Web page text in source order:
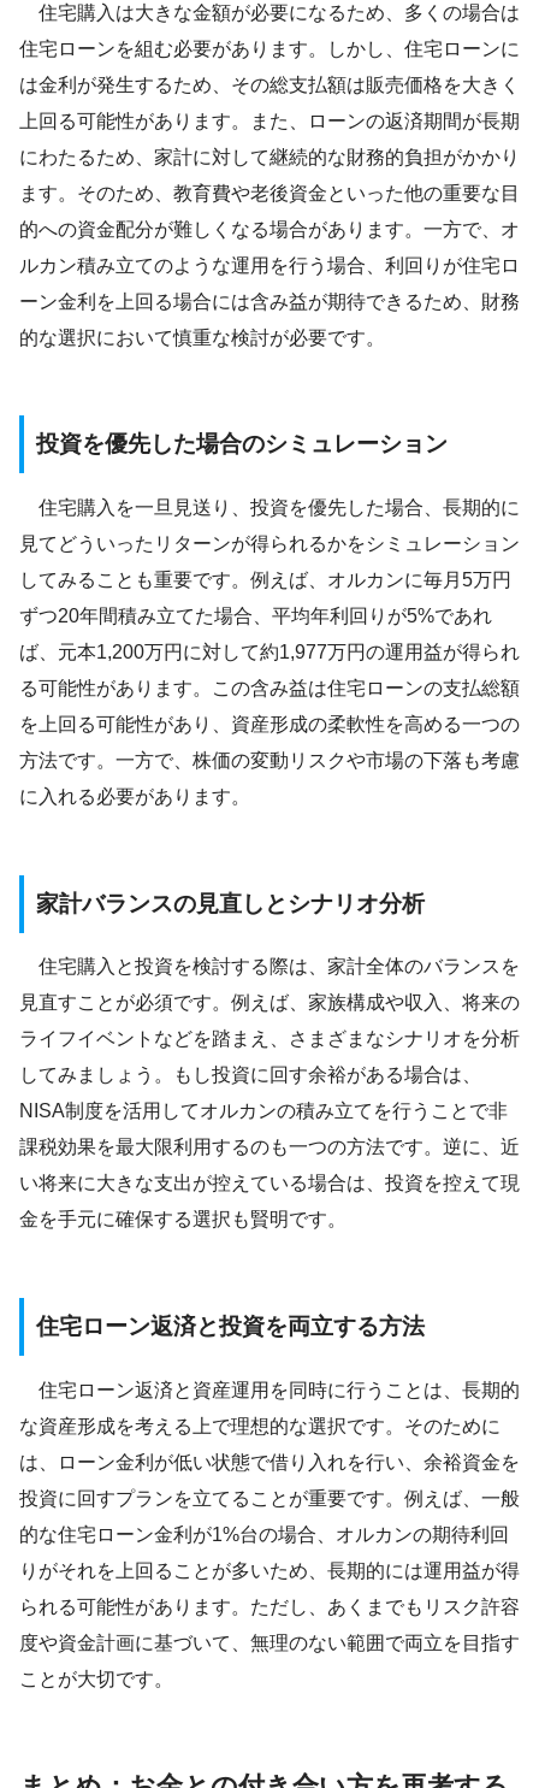
住宅購入は大きな金額が必要になるため、多くの場合は
住宅ローンを組む必要があります。しかし、住宅ローンに
は金利が発生するため、その総支払額は販売価格を大きく
上回る可能性があります。また、ローンの返済期間が長期
にわたるため、家計に対して継続的な財務的負担がかかり
ます。そのため、教育費や老後資金といった他の重要な目
的への資金配分が難しくなる場合があります。一方で、オ
ルカン積み立てのような運用を行う場合、利回りが住宅ロ
ーン金利を上回る場合には含み益が期待できるため、財務
的な選択において慎重な検討が必要です。
投資を優先した場合のシミュレーション
住宅購入を一旦見送り、投資を優先した場合、長期的に
見てどういったリターンが得られるかをシミュレーション
してみることも重要です。例えば、オルカンに毎月5万円
ずつ20年間積み立てた場合、平均年利回りが5%であれ
ば、元本1,200万円に対して約1,977万円の運用益が得られ
る可能性があります。この含み益は住宅ローンの支払総額
を上回る可能性があり、資産形成の柔軟性を高める一つの
方法です。一方で、株価の変動リスクや市場の下落も考慮
に入れる必要があります。
家計バランスの見直しとシナリオ分析
住宅購入と投資を検討する際は、家計全体のバランスを
見直すことが必須です。例えば、家族構成や収入、将来の
ライフイベントなどを踏まえ、さまざまなシナリオを分析
してみましょう。もし投資に回す余裕がある場合は、
NISA制度を活用してオルカンの積み立てを行うことで非
課税効果を最大限利用するのも一つの方法です。逆に、近
い将来に大きな支出が控えている場合は、投資を控えて現
金を手元に確保する選択も賢明です。
住宅ローン返済と投資を両立する方法
住宅ローン返済と資産運用を同時に行うことは、長期的
な資産形成を考える上で理想的な選択です。そのために
は、ローン金利が低い状態で借り入れを行い、余裕資金を
投資に回すプランを立てることが重要です。例えば、一般
的な住宅ローン金利が1%台の場合、オルカンの期待利回
りがそれを上回ることが多いため、長期的には運用益が得
られる可能性があります。ただし、あくまでもリスク許容
度や資金計画に基づいて、無理のない範囲で両立を目指す
ことが大切です。